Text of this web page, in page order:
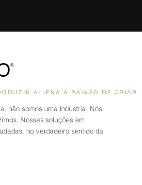
ALIENA A PAIXÃO DE CRIAR
não somos uma indústria. Nós
Nossas soluções em
no verdadeiro sentido da